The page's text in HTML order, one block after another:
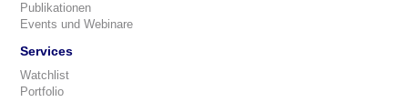
Publikationen
Events und Webinare
Services
Watchlist
Portfolio